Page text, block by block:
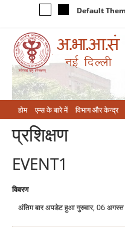
Default
होम एम्‍स के बारे में विभाग और केन्‍द्र
प्रशिक्षण
EVENT1
विवरण
अंतिम बार अपडेट हुआ गुरुवार, 06